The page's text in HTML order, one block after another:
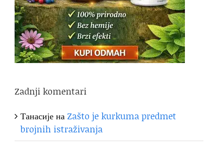
Zadnji komentari
ТанасијенаZašto je kurkuma predmet
brojnih istraživanja